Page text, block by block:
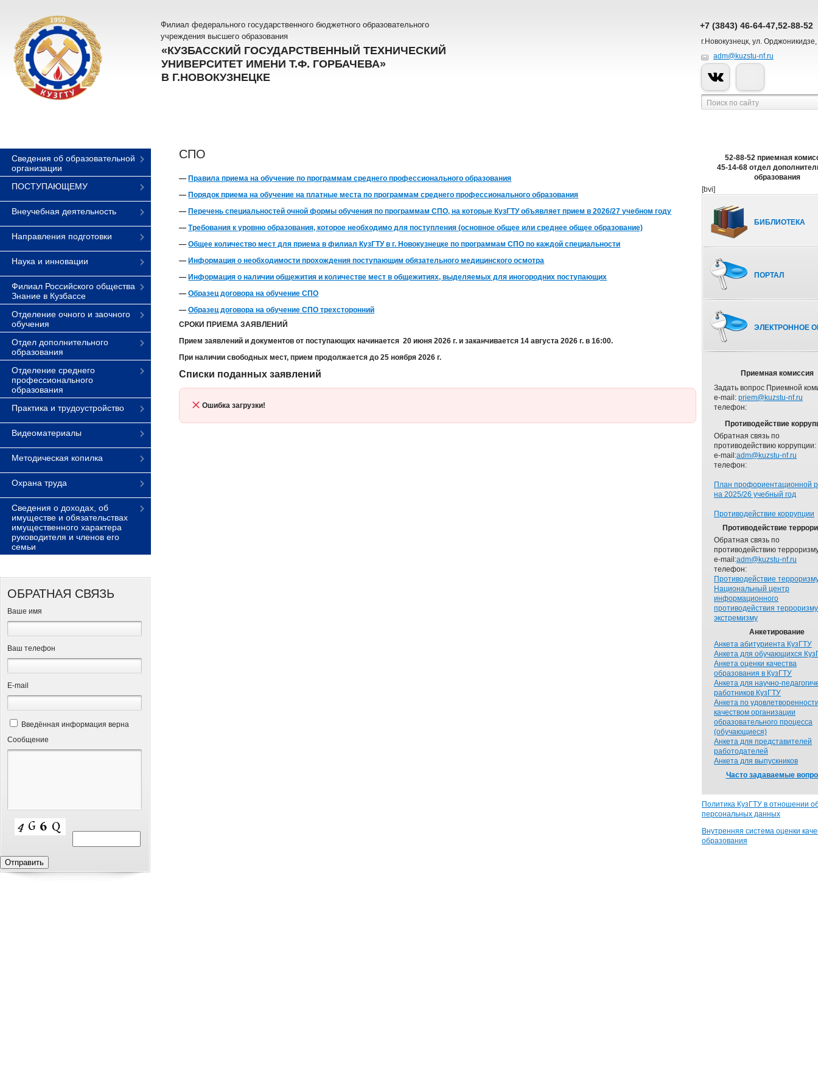
Филиал федерального государственного бюджетного образовательного
учреждения высшего образования
«КУЗБАССКИЙ ГОСУДАРСТВЕННЫЙ ТЕХНИЧЕСКИЙ
УНИВЕРСИТЕТ ИМЕНИ Т.Ф. ГОРБАЧЕВА»
В Г.НОВОКУЗНЕЦКЕ
+7 (3843) 46-64-47,52-88-52
г.Новокузнецк, ул.
adm@kuzstu-nf.ru
Сведения об образовательной
организации
ПОСТУПАЮЩЕМУ
Внеучебная деятельность
Направления подготовки
Наука и инновации
Филиал Российского общества
Знание в Кузбассе
Отделение очного и заочного
обучения
Отдел дополнительного
образования
Отделение среднего
профессионального
образования
Практика и трудоустройство
Видеоматериалы
Методическая копилка
Охрана труда
Сведения о доходах, об
имуществе и обязательствах
имущественного характера
руководителя и членов его
семьи
ОБРАТНАЯ СВЯЗЬ
Ваше имя
Ваш телефон
Е-mail
Введённая информация верна
Сообщение
52-88-52 приемная
45-14-68 отдел
образования
[bvi]
БИБЛИОТЕКА
ПОРТАЛ
ЭЛЕКТРОННОЕ
Приемная комиссия
Задать вопрос Приемной
e-mail: priem@kuzstu-nf.ru
телефон:
Противодействие
Обратная связь по
противодействию коррупции:
e-mail:adm@kuzstu-nf.ru
телефон:
План профориентационной
на 2025/26 учебный год
Противодействие коррупции
Противодействие
Обратная связь по
противодействию
e-mail:adm@kuzstu-nf.ru
телефон:
Противодействие
Национальный центр
информационного
противодействия
экстремизму
Анкетирование
Анкета абитуриента КузГТУ
Анкета для обучающихся
Анкета оценки качества
образования в КузГТУ
Анкета для научно-
работников КузГТУ
Анкета по
качеством организации
образовательного процесса
(обучающиеся)
Анкета для представителей
работодателей
Анкета для выпускников
Часто задаваемые
Политика КузГТУ в отношении
персональных данных
Внутренняя система оценки
образования
СПО
— Правила приема на обучение по программам среднего профессионального образования
— Порядок приема на обучение на платные места по программам среднего профессионального образования
— Перечень специальностей очной формы обучения по программам СПО, на которые КузГТУ объявляет прием в 2026/27 учебном году
—Требования к уровню образования, которое необходимо для поступления (основное общее или среднее общее образование)
—Общее количество мест для приема в филиал КузГТУ в г. Новокузнецке по программам СПО по каждой специальности
— Информация о необходимости прохождения поступающим обязательного медицинского осмотра
— Информация о наличии общежития и количестве мест в общежитиях, выделяемых для иногородних поступающих
—Образец договора на обучение СПО
—Образец договора на обучение СПО трехсторонний
СРОКИ ПРИЕМА ЗАЯВЛЕНИЙ
Прием заявлений и документов от поступающих начинается20 июня 2026 г. и заканчивается 14 августа 2026 г. в 16:00.
При наличии свободных мест, прием продолжается до25 ноября 2026 г.
Списки поданных заявлений
Ошибка загрузки!